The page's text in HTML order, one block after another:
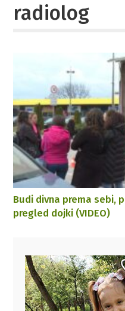
radiolog
Budi divna prema sebi,
pregled dojki (VIDEO)